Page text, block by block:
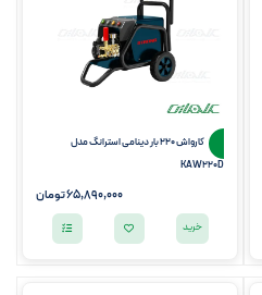
کارواش 220 بار دینامی استرانگ مدل
KAW220D
65,890,000تومان
خرید